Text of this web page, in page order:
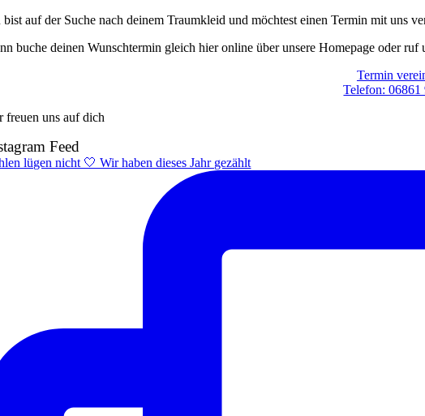
bist auf der Suche nach deinem Traumkleid und möchtest einen Termin mit uns
buche deinen Wunschtermin gleich hier online über unsere Homepage oder ruf
Termin
Telefon: 06861
freuen uns auf dich
Feed
lügen nicht 🤍 Wir haben dieses Jahr gezählt